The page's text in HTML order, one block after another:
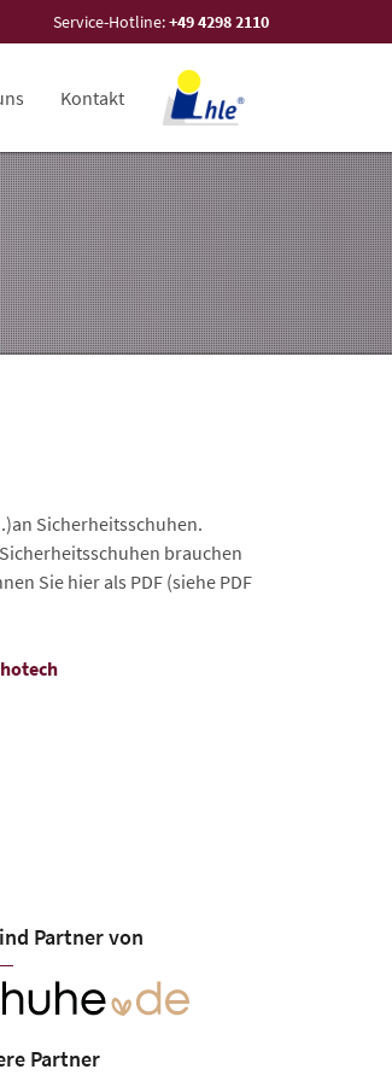
Service-Hotline:+49 4298 2110
Kontakt
Sicherheitsschuhen.
brauchen
Sie hier als PDF (siehe PDF
Partner von
Partner